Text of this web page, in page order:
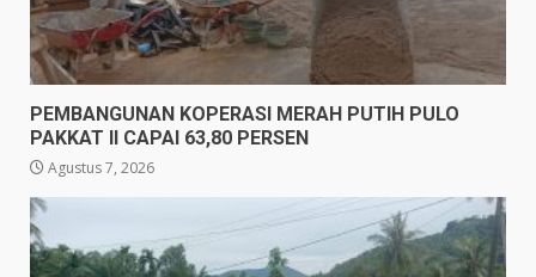
PEMBANGUNAN KOPERASI MERAH PUTIH PULO
PAKKAT II CAPAI 63,80 PERSEN
Agustus 7, 2026